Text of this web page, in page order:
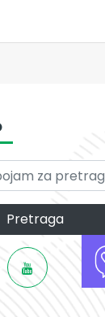
Pretraga